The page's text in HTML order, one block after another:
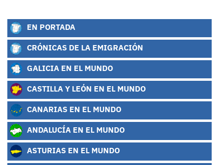
EN PORTADA
CRÓNICAS DE LA EMIGRACIÓN
GALICIA EN EL MUNDO
CASTILLA Y LEÓN EN EL MUNDO
CANARIAS EN EL MUNDO
ANDALUCÍA EN EL MUNDO
ASTURIAS EN EL MUNDO